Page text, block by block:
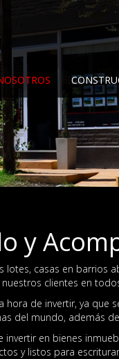
y
casas en barrios
clientes en
de invertir, ya que
del mundo, además
en bienes
y listos para